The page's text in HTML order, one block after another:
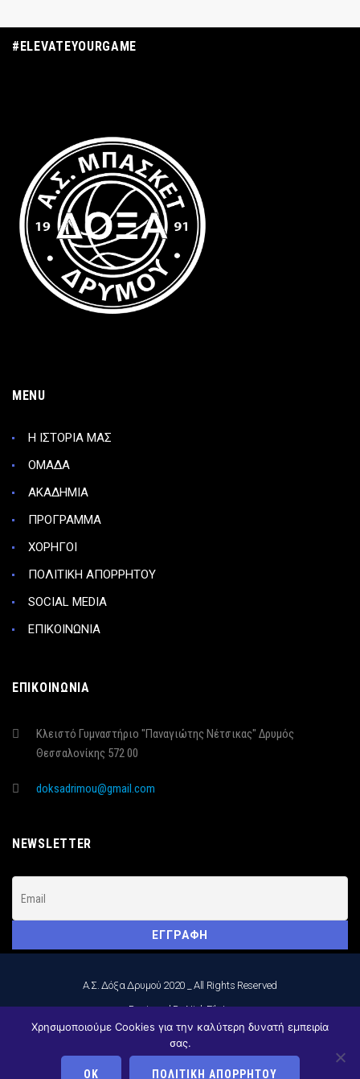
#ELEVATEYOURGAME
MENU
Η ΙΣΤΟΡΙΑ ΜΑΣ
ΟΜΑΔΑ
ΑΚΑΔΗΜΙΑ
ΠΡΟΓΡΑΜΜΑ
ΧΟΡΗΓΟΙ
ΠΟΛΙΤΙΚΗ ΑΠΟΡΡΗΤΟΥ
SOCIAL MEDIA
ΕΠΙΚΟΙΝΩΝΙΑ
ΕΠΙΚΟΙΝΩΝΙΑ
Κλειστό Γυμναστήριο "Παναγιώτης Νέτσικας" Δρυμός
Θεσσαλονίκης 572 00
doksadrimou@gmail.com
NEWSLETTER
Α.Σ. Δόξα Δρυμού 2020 _ All Rights Reserved
_Designed By Nick Filatos
ΑΚΟΛΟΥΘΉΣΤΕ ΜΑΣ:
Χρησιμοποιούμε Cookies για την καλύτερη δυνατή εμπειρία
σας.
ΟΚ ΠΟΛΙΤΙΚΉ ΑΠΟΡΡΉΤΟΥ